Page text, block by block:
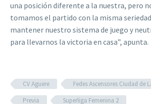
una posición diferente a la nuestra, pero
tomamos el partido con la misma
mantener nuestro sistema de juego y
para llevarnos la victoria en casa”, apunta.
CV Aguere
Fedes Ascensores Ciudad de
Previa
Superliga Femenina 2